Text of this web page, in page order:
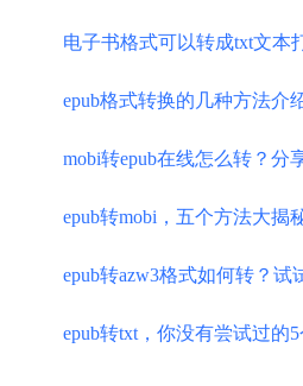
电子书格式可以转成txt文本
epub格式转换的几种方法介
mobi转epub在线怎么转？分
epub转mobi，五个方法大揭
epub转azw3格式如何转？试
epub转txt，你没有尝试过的